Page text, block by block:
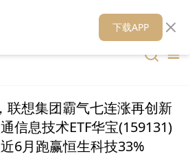
财华媒体矩阵 财华智库
联想集团霸气七连涨再创新
信息技术ETF华宝(159131)
6月跑赢恒生科技33%
下载APP